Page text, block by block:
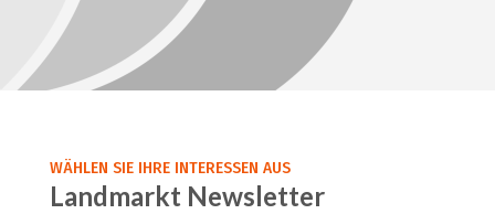
WÄHLEN SIE IHRE INTERESSEN AUS
Landmarkt Newsletter